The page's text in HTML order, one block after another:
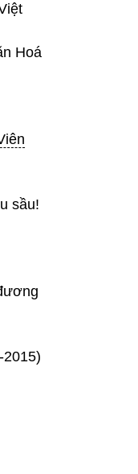
Hoá
sầu!